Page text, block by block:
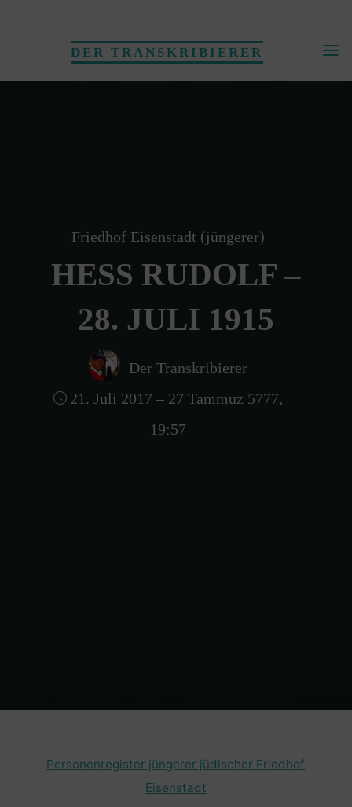
DER TRANSKRIBIERER
Friedhof Eisenstadt (jüngerer)
HESS RUDOLF –
28. JULI 1915
Der Transkribierer
21. Juli 2017 – 27 Tammuz 5777,
19:57
Personenregister jüngerer jüdischer Friedhof
Eisenstadt